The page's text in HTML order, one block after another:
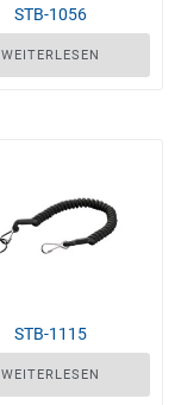
STB-1056
WEITERLESEN
STB-1115
WEITERLESEN